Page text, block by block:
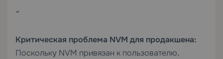
“`
Критическая проблема NVM для продакшена:
Поскольку NVM привязан к пользователю,